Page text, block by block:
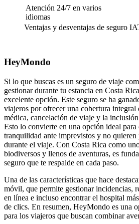
Atención 24/7 en varios
idiomas
Ventajas y desventajas de seguro
HeyMondo
Si lo que buscas es un seguro de viaje
gestionar durante tu estancia en Costa
excelente opción. Este seguro se ha
viajeros por ofrecer una cobertura integral
médica, cancelación de viaje y la
Esto lo convierte en una opción ideal para
tranquilidad ante imprevistos y no quieren
durante el viaje. Con Costa Rica como
biodiversos y llenos de aventuras, es
seguro que te respalde en cada paso.
Una de las características que hace
móvil, que permite gestionar incidencias,
en línea e incluso encontrar el hospital
de clics. En resumen, HeyMondo es una
para los viajeros que buscan combinar